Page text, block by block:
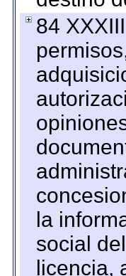
84
la
social
licencia,